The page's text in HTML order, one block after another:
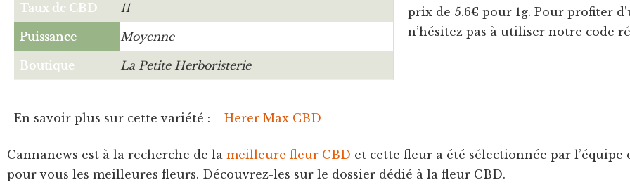
Taux de CBD 11
Puissance Moyenne
Boutique La Petite Herboristerie
En savoir plus sur cette variété : Herer Max CBD
prix de 5.6€ pour 1g. Pour profiter
n’hésitez pas à utiliser notre code
Cannanews est à la recherche de la meilleure fleur CBD et cette fleur a été sélectionnée par l’équipe
pour vous les meilleures fleurs. Découvrez-les sur le dossier dédié à la fleur CBD.